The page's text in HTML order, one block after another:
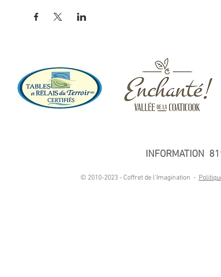
INFORMATION
© 2010-2023 - Coffret de l'Imagination -